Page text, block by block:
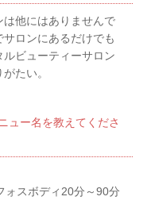
他にはありませんで
ロンにあるだけでも
ビューティーサロン
たい。
ュー名を教えてくださ
スボディ20分～90分